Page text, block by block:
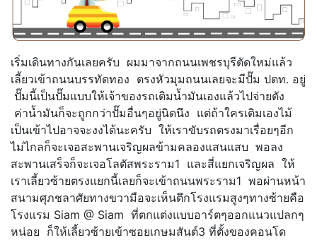
เริ่มเดินทางกันเลยครับ ผมมาจากถนนเพชรบุรีตัดใหม่แล้ว
เลี้ยวเข้าถนนบรรทัดทอง ตรงหัวมุมถนนเลยจะมีปั๊ม ปตท. อยู่
ปั๊มนี้เป็นปั๊มแบบให้เจ้าของรถเติมน้ำมันเองแล้วไปจ่ายตัง
ค่าน้ำมันก็จะถูกกว่าปั๊มอื่นๆอยู่นิดนึง แต่ถ้าใครเติมเองไม้
เป็นเข้าไปอาจจะงงได้นะครับ ให้เราขับรถตรงมาเรื่อยๆอีก
ไม่ไกลก็จะเจอสะพานเจริญผลข้ามคลองแสนแสบ พอลง
สะพานเสร็จก็จะเจอโลตัสพระราม1 และสี่แยกเจริญผล ให้
เราเลี้ยวซ้ายตรงแยกนี้เลยก็จะเข้าถนนพระราม1 พอผ่านหน้า
สนามศุภชลาศัยทางขวามือจะเห็นตึกโรงแรมสูงๆทางซ้ายคือ
โรงแรม Siam @ Siam ที่ตกแต่งแบบอาร์ตๆออกแนวแปลกๆ
หน่อย ก็ให้เลี้ยวซ้ายเข้าซอยเกษมสันต์3 ที่ตั้งของคอนโด